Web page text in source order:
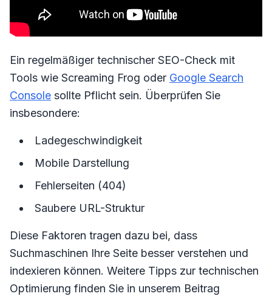
Ein regelmäßiger technischer SEO-Check mit
Tools wie Screaming Frog oder Google Search
Console sollte Pflicht sein. Überprüfen Sie
insbesondere:
Ladegeschwindigkeit
Mobile Darstellung
Fehlerseiten (404)
Saubere URL-Struktur
Diese Faktoren tragen dazu bei, dass
Suchmaschinen Ihre Seite besser verstehen und
indexieren können. Weitere Tipps zur technischen
Optimierung finden Sie in unserem Beitrag